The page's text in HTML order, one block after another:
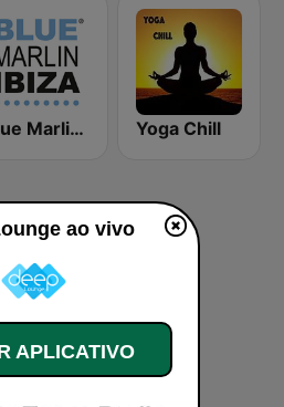
Blue Marlin Ibiza Radio Yoga Chill
ao vivo
APLICATIVO